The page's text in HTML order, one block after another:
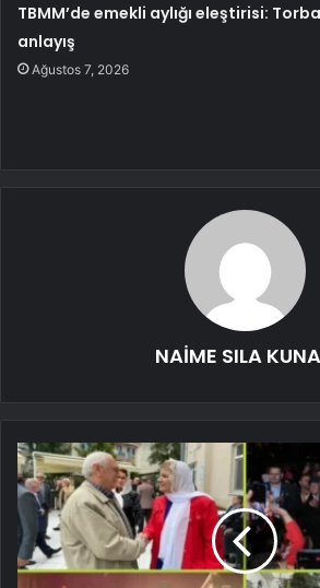
TBMM’de emekli aylığı eleştirisi:
anlayış
Ağustos 7, 2026
NAİME SILA